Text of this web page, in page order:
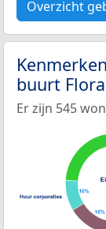
Overzicht
buurt
Er zijn 545